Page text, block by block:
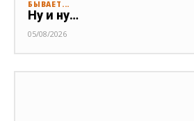
БЫВАЕТ...
Ну и ну…
05/08/2026